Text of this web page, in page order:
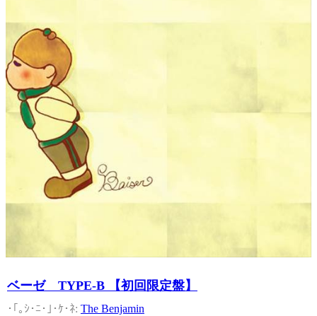
ベーゼ TYPE-B 【初回限定盤】
The Benjamin